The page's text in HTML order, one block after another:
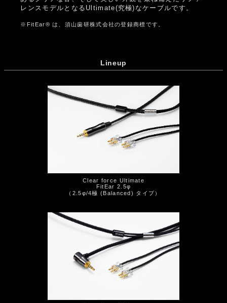
レンスモデルとなるUltimate(究極)なケーブルです。
※FitEar® は、須山歯研株式会社の登録商標です。
Lineup
Clear force Ultimate
FitEar 2.5φ
（2.5φ/4極 (Balanced) タイプ）